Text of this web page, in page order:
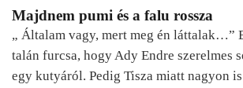
Majdnem pumi és a falu rossza
„ Általam vagy, mert meg én láttalak…”
talán furcsa, hogy Ady Endre szerelmes
egy kutyáról. Pedig Tisza miatt nagyon